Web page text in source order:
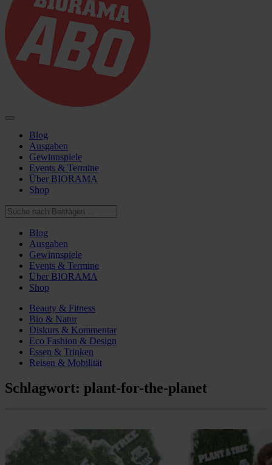
Blog
Ausgaben
Gewinnspiele
Events & Termine
Über BIORAMA
Shop
Blog
Ausgaben
Gewinnspiele
Events & Termine
Über BIORAMA
Shop
Beauty & Fitness
Bio & Natur
Diskurs & Kommentar
Eco Fashion & Design
Essen & Trinken
Reisen & Mobilität
Schlagwort: plant-for-the-planet